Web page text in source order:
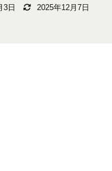
3日 2025年12月7日